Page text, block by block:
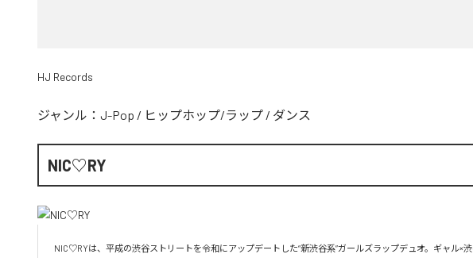
HJ Records
ジャンル： J-Pop / ヒップホップ/ラップ / ダンス
NIC♡RY
NIC♡RYは、平成の渋谷ストリートを令和にアップデートした“新渋谷系”ガールズラップデュオ。ギャル×